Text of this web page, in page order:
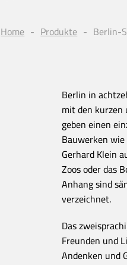
Home Produkte Berlin-
Berlin in
mit den kurzen
geben einen
Bauwerken
Gerhard Klein
Zoos oder das
Anhang sind
verzeichnet.
Das
Freunden und
Andenken und